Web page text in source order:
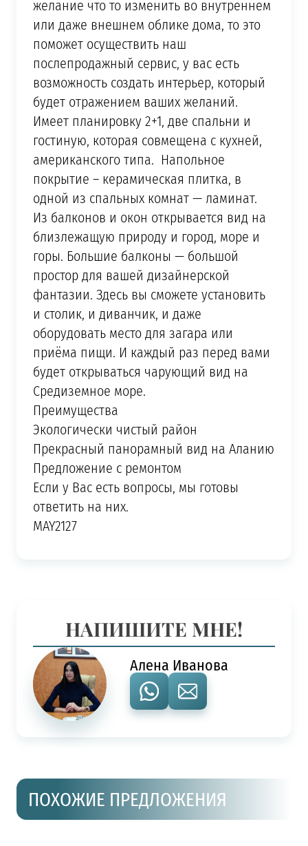
желание что то изменить во внутреннем
или даже внешнем облике дома, то это
поможет осуществить наш
послепродажный сервис, у вас есть
возможность создать интерьер, который
будет отражением ваших желаний.
Имеет планировку 2+1, две спальни и
гостиную, которая совмещена с кухней,
американского типа. Напольное
покрытие – керамическая плитка, в
одной из спальных комнат — ламинат.
Из балконов и окон открывается вид на
близлежащую природу и город, море и
горы. Большие балконы — большой
простор для вашей дизайнерской
фантазии. Здесь вы сможете установить
и столик, и диванчик, и даже
оборудовать место для загара или
приёма пищи. И каждый раз перед вами
будет открываться чарующий вид на
Средиземное море.
Преимущества
Экологически чистый район
Прекрасный панорамный вид на Аланию
Предложение с ремонтом
Если у Вас есть вопросы, мы готовы
ответить на них.
MAY2127
НАПИШИТЕ МНЕ!
Алена Иванова
ПОХОЖИЕ ПРЕДЛОЖЕНИЯ